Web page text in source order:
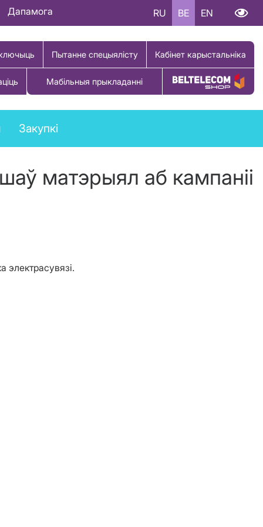
Дапамога RU BE EN
Пытанне спецыялісту Кабінет карыстальніка
Мабільныя прыкладанні Купіць тавар
Закупкі
матэрыял аб кампаніі
электрасувязі.